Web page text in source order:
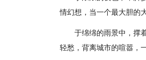
情幻想，当一个最大胆的
于绵绵的雨景中，撑
轻愁，背离城市的喧嚣，